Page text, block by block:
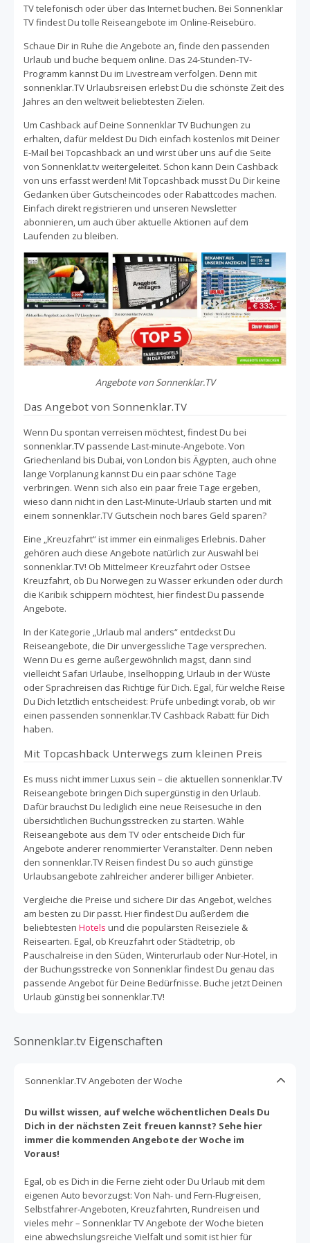
TV telefonisch oder über das Internet buchen. Bei Sonnenklar
TV findest Du tolle Reiseangebote im Online-Reisebüro.
Schaue Dir in Ruhe die Angebote an, finde den passenden
Urlaub und buche bequem online. Das 24-Stunden-TV-
Programm kannst Du im Livestream verfolgen. Denn mit
sonnenklar.TV Urlaubsreisen erlebst Du die schönste Zeit des
Jahres an den weltweit beliebtesten Zielen.
Um Cashback auf Deine Sonnenklar TV Buchungen zu
erhalten, dafür meldest Du Dich einfach kostenlos mit Deiner
E-Mail bei Topcashback an und wirst über uns auf die Seite
von Sonnenklat.tv weitergeleitet. Schon kann Dein Cashback
von uns erfasst werden! Mit Topcashback musst Du Dir keine
Gedanken über Gutscheincodes oder Rabattcodes machen.
Einfach direkt registrieren und unseren Newsletter
abonnieren, um auch über aktuelle Aktionen auf dem
Laufenden zu bleiben.
Angebote von Sonnenklar.TV
Das Angebot von Sonnenklar.TV
Wenn Du spontan verreisen möchtest, findest Du bei
sonnenklar.TV passende Last-minute-Angebote. Von
Griechenland bis Dubai, von London bis Ägypten, auch ohne
lange Vorplanung kannst Du ein paar schöne Tage
verbringen. Wenn sich also ein paar freie Tage ergeben,
wieso dann nicht in den Last-Minute-Urlaub starten und mit
einem sonnenklar.TV Gutschein noch bares Geld sparen?
Eine „Kreuzfahrt“ ist immer ein einmaliges Erlebnis. Daher
gehören auch diese Angebote natürlich zur Auswahl bei
sonnenklar.TV! Ob Mittelmeer Kreuzfahrt oder Ostsee
Kreuzfahrt, ob Du Norwegen zu Wasser erkunden oder durch
die Karibik schippern möchtest, hier findest Du passende
Angebote.
In der Kategorie „Urlaub mal anders“ entdeckst Du
Reiseangebote, die Dir unvergessliche Tage versprechen.
Wenn Du es gerne außergewöhnlich magst, dann sind
vielleicht Safari Urlaube, Inselhopping, Urlaub in der Wüste
oder Sprachreisen das Richtige für Dich. Egal, für welche Reise
Du Dich letztlich entscheidest: Prüfe unbedingt vorab, ob wir
einen passenden sonnenklar.TV Cashback Rabatt für Dich
haben.
Mit Topcashback Unterwegs zum kleinen Preis
Es muss nicht immer Luxus sein – die aktuellen sonnenklar.TV
Reiseangebote bringen Dich supergünstig in den Urlaub.
Dafür brauchst Du lediglich eine neue Reisesuche in den
übersichtlichen Buchungsstrecken zu starten. Wähle
Reiseangebote aus dem TV oder entscheide Dich für
Angebote anderer renommierter Veranstalter. Denn neben
den sonnenklar.TV Reisen findest Du so auch günstige
Urlaubsangebote zahlreicher anderer billiger Anbieter.
Vergleiche die Preise und sichere Dir das Angebot, welches
am besten zu Dir passt. Hier findest Du außerdem die
beliebtesten Hotels und die populärsten Reiseziele &
Reisearten. Egal, ob Kreuzfahrt oder Städtetrip, ob
Pauschalreise in den Süden, Winterurlaub oder Nur-Hotel, in
der Buchungsstrecke von Sonnenklar findest Du genau das
passende Angebot für Deine Bedürfnisse. Buche jetzt Deinen
Urlaub günstig bei sonnenklar.TV!
Sonnenklar.tv Eigenschaften
Sonnenklar.TV Angeboten der Woche
Du willst wissen, auf welche wöchentlichen Deals Du
Dich in der nächsten Zeit freuen kannst? Sehe hier
immer die kommenden Angebote der Woche im
Voraus!
Egal, ob es Dich in die Ferne zieht oder Du Urlaub mit dem
eigenen Auto bevorzugst: Von Nah- und Fern-Flugreisen,
Selbstfahrer-Angeboten, Kreuzfahrten, Rundreisen und
vieles mehr – Sonnenklar TV Angebote der Woche bieten
eine abwechslungsreiche Vielfalt und somit ist hier für